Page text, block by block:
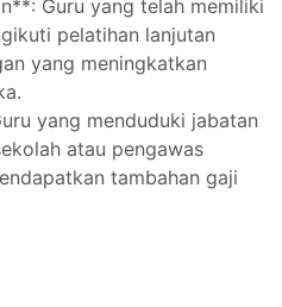
Guru yang telah memiliki
pelatihan lanjutan
yang meningkatkan
yang menduduki jabatan
atau pengawas
tambahan gaji